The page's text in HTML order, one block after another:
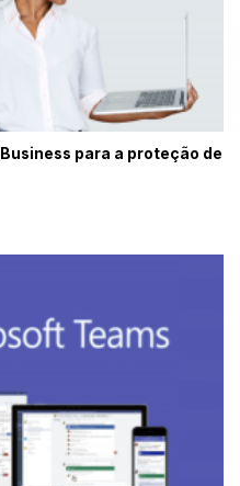
para a proteção de